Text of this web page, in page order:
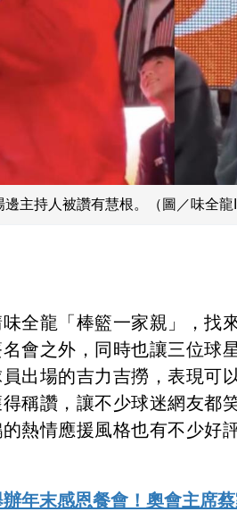
主持人被讚有慧根。（圖／味全龍
全龍「棒籃一家親」，找
會之外，同時也讓三位球
出場的吉力吉撈，表現可
稱讚，讓不少球迷網友都
熱情應援風格也有不少好評
年末感恩餐會！奧會主席